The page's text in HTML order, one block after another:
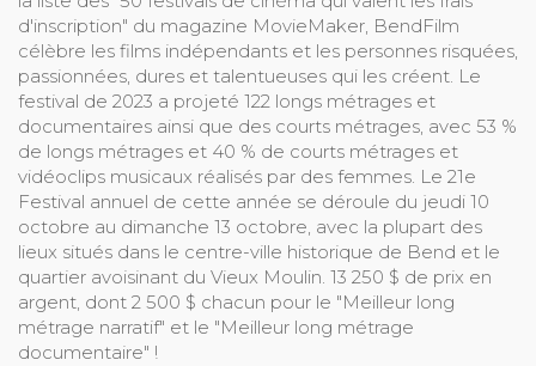
d'inscription" du magazine MovieMaker, BendFilm
célèbre les films indépendants et les personnes risquées,
passionnées, dures et talentueuses qui les créent. Le
festival de 2023 a projeté 122 longs métrages et
documentaires ainsi que des courts métrages, avec 53 %
de longs métrages et 40 % de courts métrages et
vidéoclips musicaux réalisés par des femmes. Le 21e
Festival annuel de cette année se déroule du jeudi 10
octobre au dimanche 13 octobre, avec la plupart des
lieux situés dans le centre-ville historique de Bend et le
quartier avoisinant du Vieux Moulin. 13 250 $ de prix en
argent, dont 2 500 $ chacun pour le "Meilleur long
métrage narratif" et le "Meilleur long métrage
documentaire" !